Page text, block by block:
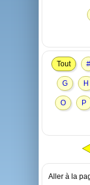
Tout #
G H
O P
Aller à la